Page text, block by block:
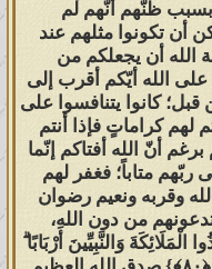
لله أمثالهم
وأوليائه
ربهم أيهّم
الله وحده لا
عن المنافسة
وأوليائه
تَفضّلوا بالله
فقربةً إلى
إِلَى اللَّـهِ زُلْفَىٰ} [الزمر:3]، بسبب ظنّهم أنّهم لم
أن تكونوا مثلهم عند
الله أن يجعلكم من
على الله أيّكم أقرب إلى
قبل؛ كانوا يتنافسوا على
لهم كراماتٍ فإذا أنتم
أنّ الله أفتاكم إنّما
ربّهم متاباً؛ فغفر لهم
وقربه ونعيم رضوان
من دون الله،
وَالنَّبِيِّينَ أَرْبَابًا